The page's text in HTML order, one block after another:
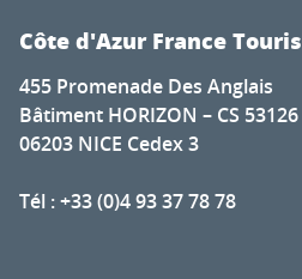
Côte d'Azur France
455 Promenade Des Anglais
Bâtiment HORIZON – CS 53126
06203 NICE Cedex 3
Tél : +33 (0)4 93 37 78 78